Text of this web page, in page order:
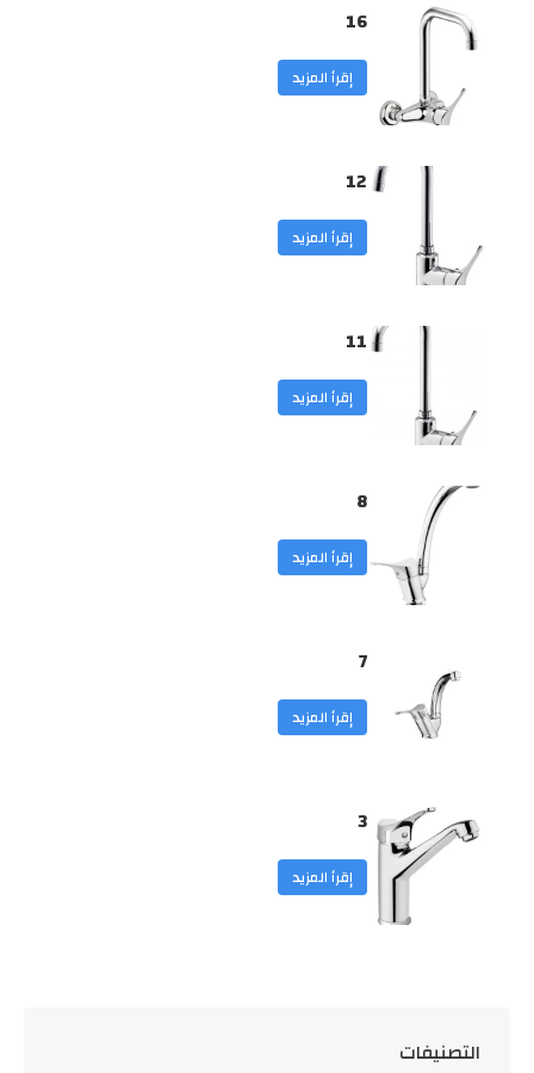
16
إقرأ المزيد
12
إقرأ المزيد
11
إقرأ المزيد
8
إقرأ المزيد
7
إقرأ المزيد
3
إقرأ المزيد
التصنيفات